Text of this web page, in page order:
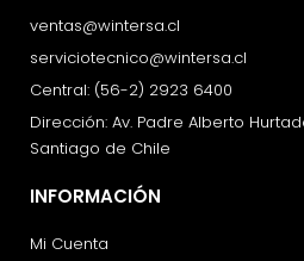
ventas@wintersa.cl
serviciotecnico@wintersa.cl
Central: (56-2) 2923 6400
Dirección: Av. Padre Alberto
Santiago de Chile
INFORMACIÓN
Mi Cuenta